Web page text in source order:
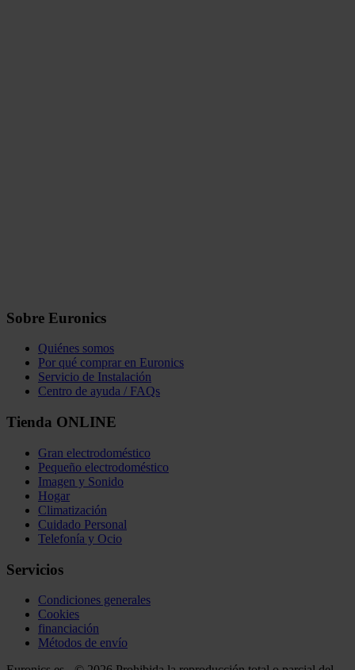
Sobre Euronics
Quiénes somos
Por qué comprar en Euronics
Servicio de Instalación
Centro de ayuda / FAQs
Tienda ONLINE
Gran electrodoméstico
Pequeño electrodoméstico
Imagen y Sonido
Hogar
Climatización
Cuidado Personal
Telefonía y Ocio
Servicios
Condiciones generales
Cookies
financiación
Métodos de envío